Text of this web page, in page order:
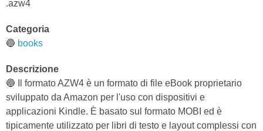
.azw4
Categoria
🔵 books
Descrizione
🔵 Il formato AZW4 è un formato di file eBook proprietario
sviluppato da Amazon per l'uso con dispositivi e
applicazioni Kindle. È basato sul formato MOBI ed è
tipicamente utilizzato per libri di testo e layout complessi con